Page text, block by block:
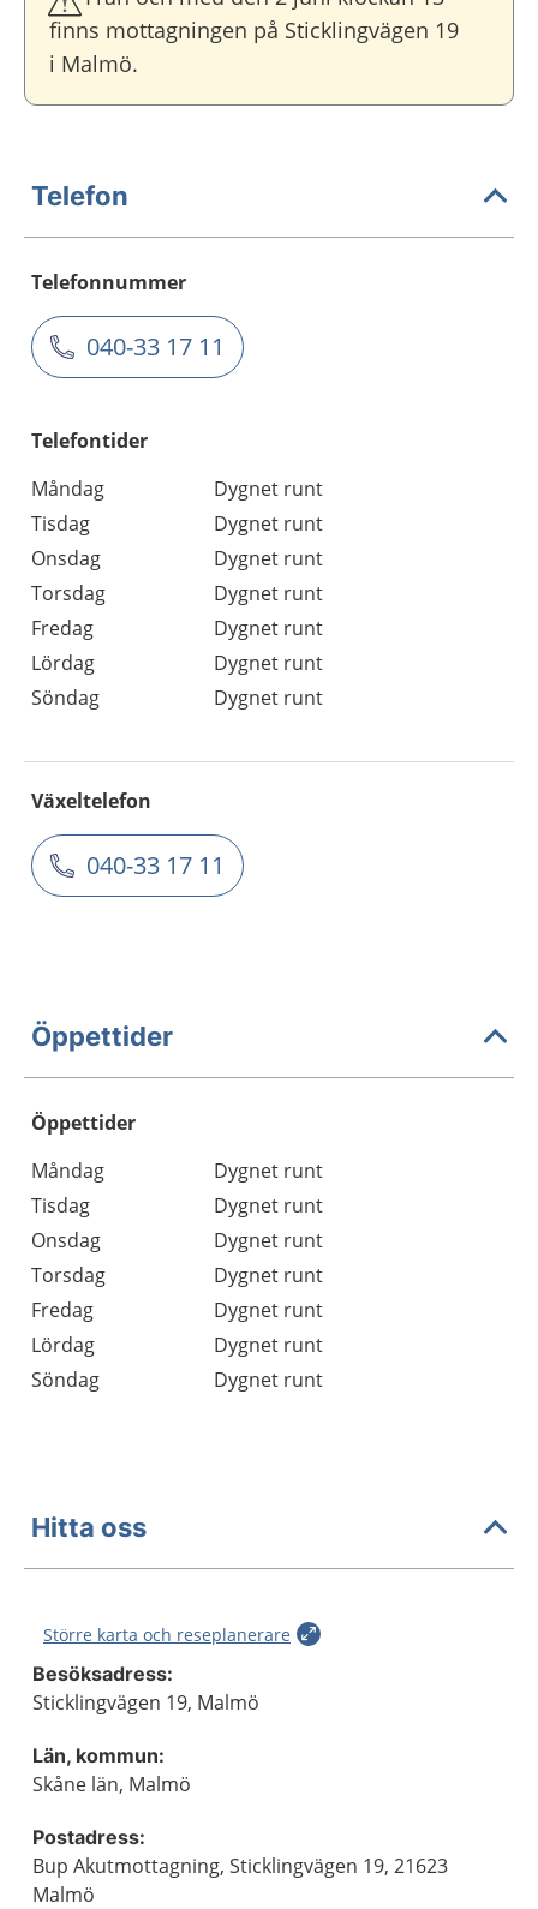
finns mottagningen på Sticklingvägen 19
i Malmö.
Telefon
Telefonnummer
040-33 17 11
Telefontider
Måndag
Dygnet runt
Tisdag
Dygnet runt
Onsdag
Dygnet runt
Torsdag
Dygnet runt
Fredag
Dygnet runt
Lördag
Dygnet runt
Söndag
Dygnet runt
Växeltelefon
040-33 17 11
Öppettider
Öppettider
Dag
Öppettider
Kommentarer
Måndag
Dygnet runt
Tisdag
Dygnet runt
Onsdag
Dygnet runt
Torsdag
Dygnet runt
Fredag
Dygnet runt
Lördag
Dygnet runt
Söndag
Dygnet runt
Hitta oss
Större karta och reseplanerare
Besöksadress:
Sticklingvägen 19, Malmö
Län, kommun:
Skåne län, Malmö
Postadress:
Bup Akutmottagning, Sticklingvägen 19, 21623
Malmö